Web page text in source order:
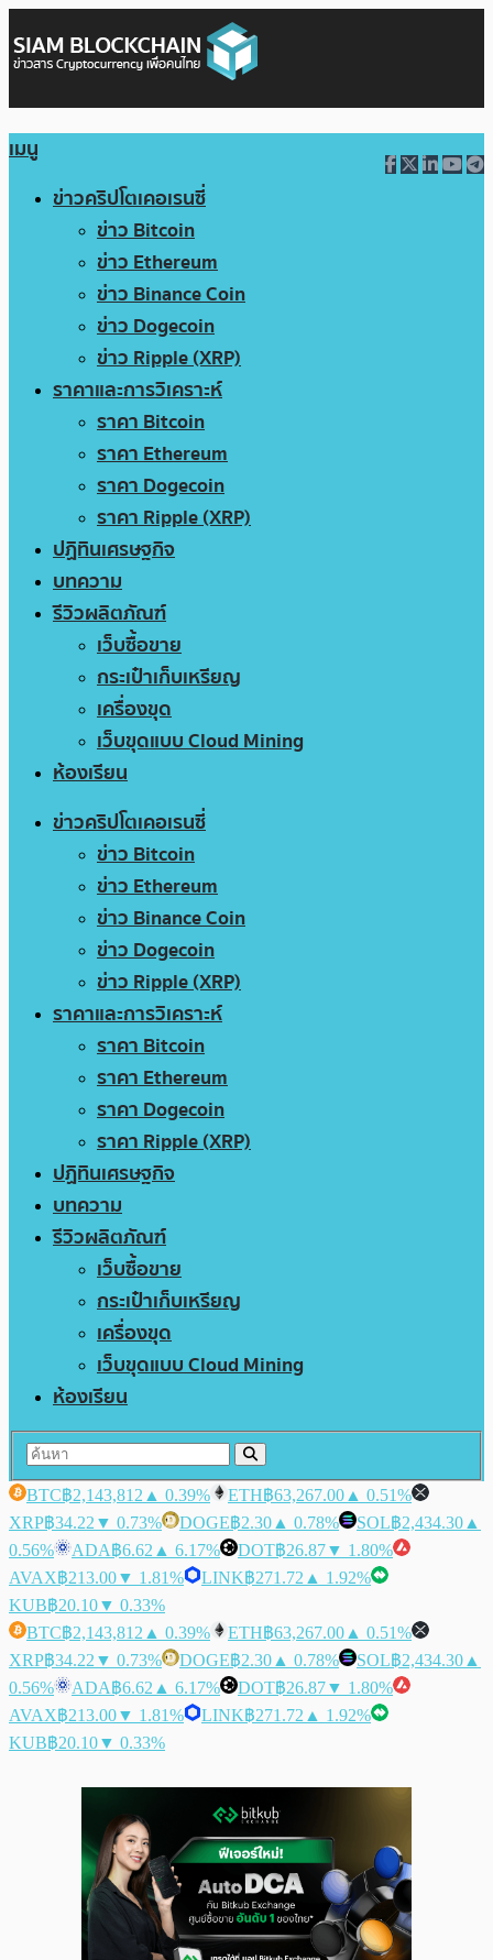
เมนู
ข่าวคริปโตเคอเรนซี่
ข่าว Bitcoin
ข่าว Ethereum
ข่าว Binance Coin
ข่าว Dogecoin
ข่าว Ripple (XRP)
ราคาและการวิเคราะห์
ราคา Bitcoin
ราคา Ethereum
ราคา Dogecoin
ราคา Ripple (XRP)
ปฏิทินเศรษฐกิจ
บทความ
รีวิวผลิตภัณฑ์
เว็บซื้อขาย
กระเป๋าเก็บเหรียญ
เครื่องขุด
เว็บขุดแบบ Cloud Mining
ห้องเรียน
ข่าวคริปโตเคอเรนซี่
ข่าว Bitcoin
ข่าว Ethereum
ข่าว Binance Coin
ข่าว Dogecoin
ข่าว Ripple (XRP)
ราคาและการวิเคราะห์
ราคา Bitcoin
ราคา Ethereum
ราคา Dogecoin
ราคา Ripple (XRP)
ปฏิทินเศรษฐกิจ
บทความ
รีวิวผลิตภัณฑ์
เว็บซื้อขาย
กระเป๋าเก็บเหรียญ
เครื่องขุด
เว็บขุดแบบ Cloud Mining
ห้องเรียน
BTC฿2,143,812 ▲ 0.39% ETH฿63,267.00 ▲ 0.51%
XRP฿34.22 ▼ 0.73% DOGE฿2.30 ▲ 0.78% SOL฿2,434.30 ▲
0.56%
ADA฿6.62 ▲ 6.17% DOT฿26.87▼ 1.80%
AVAX฿213.00▼ 1.81% LINK฿271.72 ▲ 1.92%
KUB฿20.10▼ 0.33%
BTC฿2,143,812 ▲ 0.39% ETH฿63,267.00 ▲ 0.51%
XRP฿34.22 ▼ 0.73% DOGE฿2.30 ▲ 0.78% SOL฿2,434.30 ▲
0.56%
ADA฿6.62 ▲ 6.17% DOT฿26.87▼ 1.80%
AVAX฿213.00▼ 1.81% LINK฿271.72 ▲ 1.92%
KUB฿20.10▼ 0.33%